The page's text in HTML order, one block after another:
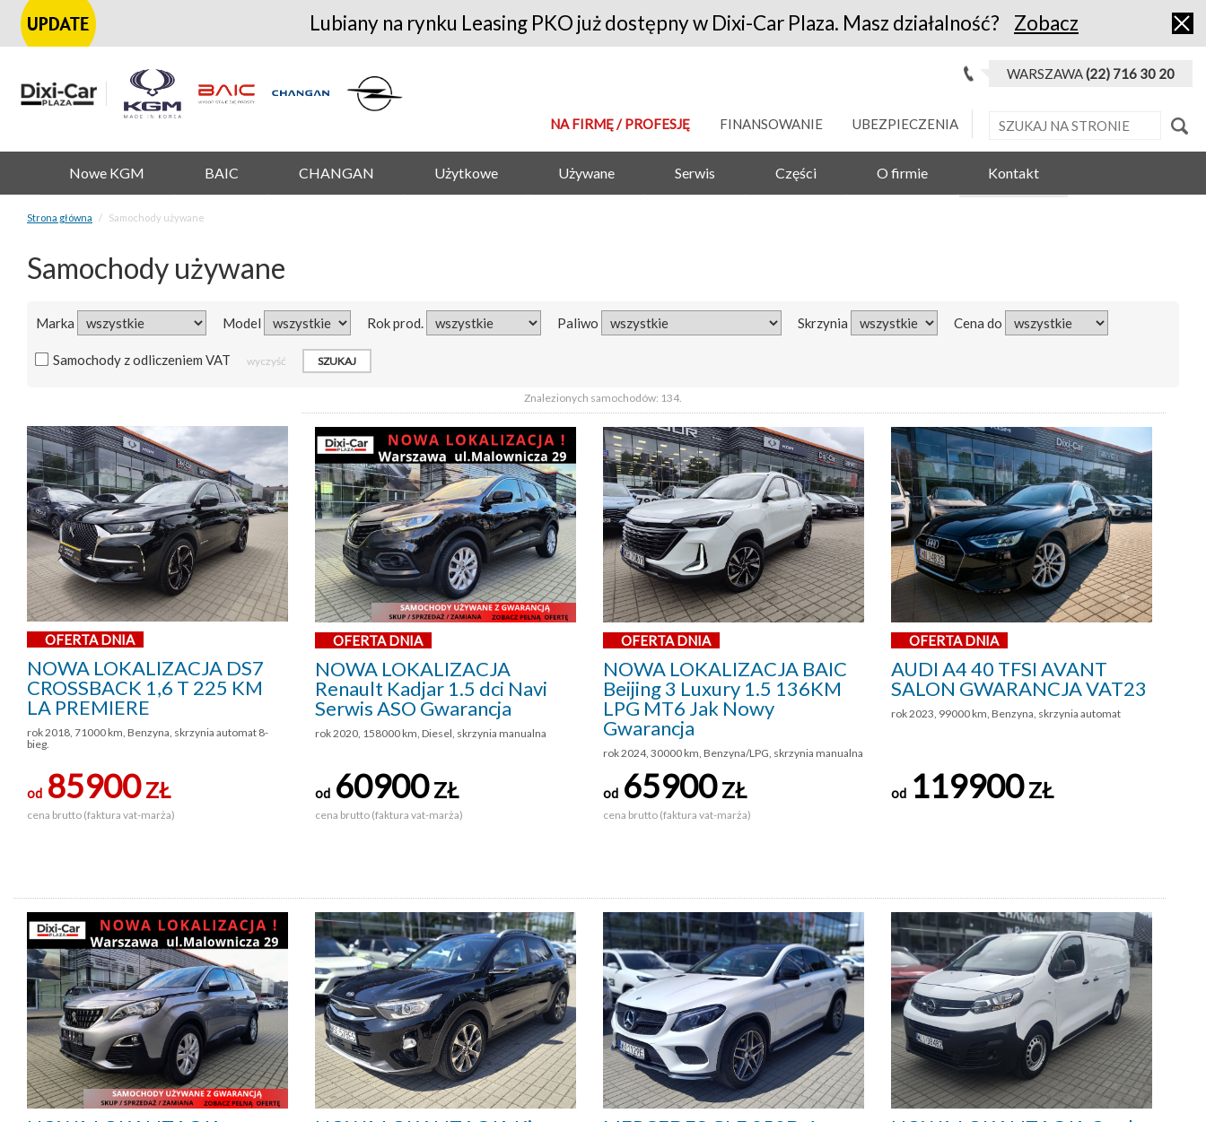
Lubiany na rynku Leasing PKO już dostępny w Dixi-Car Plaza. Masz działalność? Zobacz
WARSZAWA(22) 716 30 20
NA FIRMĘ / PROFESJĘ FINANSOWANIE UBEZPIECZENIA
Nowe KGM BAIC CHANGAN Użytkowe Używane Serwis Części O firmie Kontakt
Strona główna Samochody używane
Samochody używane
Marka Model Rok prod. Paliwo Skrzynia Cena do
Samochody z odliczeniem VAT wyczyść
Znalezionych samochodów: 134.
OFERTA DNIA
NOWA LOKALIZACJA DS7
CROSSBACK 1,6 T 225 KM
LA PREMIERE
rok 2018, 71000 km, Benzyna, skrzynia automat 8-
bieg.
od 85900ZŁ
cena brutto (faktura vat-marża)
OFERTA DNIA
NOWA LOKALIZACJA
Renault Kadjar 1.5 dci Navi
Serwis ASO Gwarancja
rok 2020, 158000 km, Diesel, skrzynia manualna
od 60900ZŁ
cena brutto (faktura vat-marża)
OFERTA DNIA
NOWA LOKALIZACJA BAIC
Beijing 3 Luxury 1.5 136KM
LPG MT6 Jak Nowy
Gwarancja
rok 2024, 30000 km, Benzyna/LPG, skrzynia manualna
od 65900ZŁ
cena brutto (faktura vat-marża)
OFERTA DNIA
AUDI A4 40 TFSI AVANT
SALON GWARANCJA VAT23
rok 2023, 99000 km, Benzyna, skrzynia automat
od 119900ZŁ